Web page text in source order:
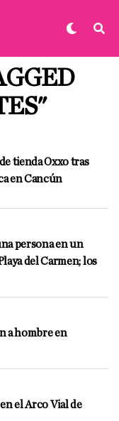
tienda Oxxo tras
en Cancún
persona en un
del Carmen; los
a hombre en
el Arco Vial de